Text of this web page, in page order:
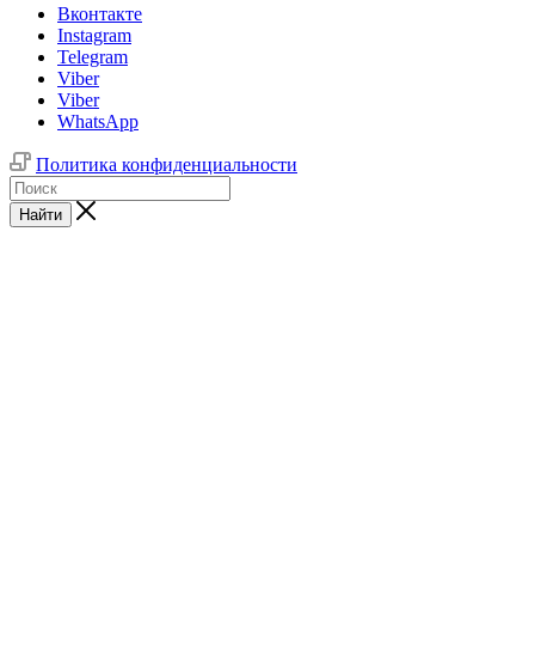
Вконтакте
Instagram
Telegram
Viber
Viber
WhatsApp
Политика конфиденциальности
Найти